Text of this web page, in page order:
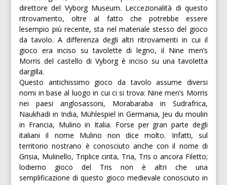
direttore del Vyborg Museum. Leccezionalità di questo
ritrovamento, oltre al fatto che potrebbe essere
lesempio più recente, sta nel materiale stesso del gioco
da tavolo. A differenza degli altri ritrovamenti in cui il
gioco era inciso su tavolette di legno, il Nine men’s
Morris del castello di Vyborg è inciso su una tavoletta
dargilla.
Questo antichissimo gioco da tavolo assume diversi
nomi in base al luogo in cui ci si trova: Nine men’s Morris
nei paesi anglosassoni, Morabaraba in Sudrafrica,
Naukhadi in India, Mühlespiel in Germania, Jeu du moulin
in Francia, Mulino in Italia. Forse per gran parte degli
italiani il nome Mulino non dice molto. Infatti, sul
territorio nostrano è conosciuto anche con il nome di
Grisia, Mulinello, Triplice cinta, Tria, Tris o ancora Filetto;
lodierno gioco del Tris non è altri che una
semplificazione di questo gioco medievale conosciuto in